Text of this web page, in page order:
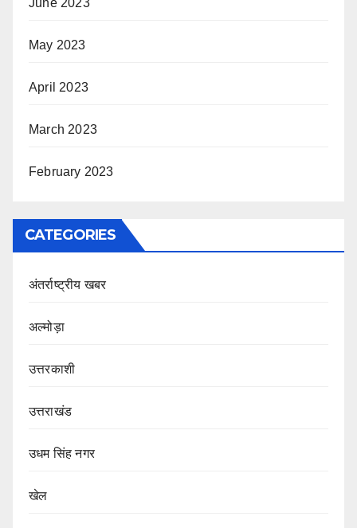
May 2023
April 2023
March 2023
February 2023
CATEGORIES
अंतर्राष्ट्रीय खबर
अल्मोड़ा
उत्तरकाशी
उत्तराखंड
उधम सिंह नगर
खेल